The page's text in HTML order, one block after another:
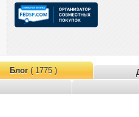
Блог( 1775 )